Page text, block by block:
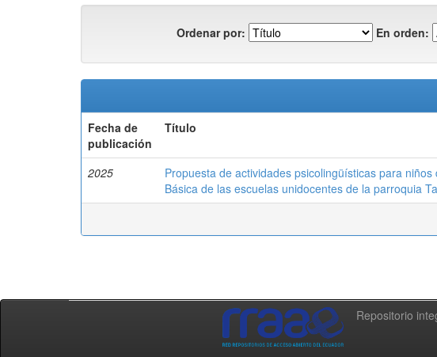
Ordenar por: En orden:
Fecha de
publicación
Título
2025
Propuesta de actividades psicolingüísticas para
Básica de las escuelas unidocentes de la parroquia
Repositorio